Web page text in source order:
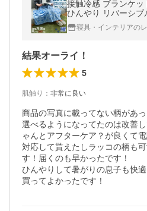
接触冷感 ブランケ
ひんやり リバーシ
お昼寝 かわいい おし
寝具・インテリアの
結果オーライ！
5
肌触り ： 非常に良い
商品の写真に載ってない柄があ
選べるようになってたのは改善
ゃんとアフターケア？が良くて
対応して貰えたしラッコの柄も
す！届くのも早かったです！
ひんやりして暑がりの息子も快適
買ってよかったです！